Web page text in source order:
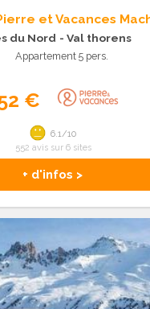
et Vacances
du Nord - Val thorens
Appartement 5 pers.
€
+ d'infos >
6.1/10
552 avis sur 6 sites